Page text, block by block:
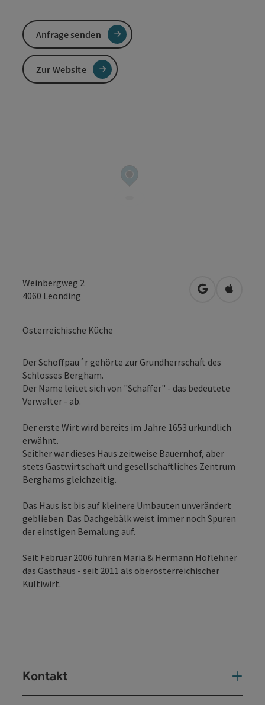
Weinbergweg 2
4060 Leonding in Google
in
Österreichische Küche
Der Schoffpau´r gehörte zur Grundherrschaft des
Schlosses Bergham.
Der Name leitet sich von "Schaffer" - das bedeutete
Verwalter - ab.
Der erste Wirt wird bereits im Jahre 1653 urkundlich
erwähnt.
Seither war dieses Haus zeitweise Bauernhof, aber
stets Gastwirtschaft und gesellschaftliches Zentrum
Berghams gleichzeitig.
Das Haus ist bis auf kleinere Umbauten unverändert
geblieben. Das Dachgebälk weist immer noch Spuren
der einstigen Bemalung auf.
Seit Februar 2006 führen Maria & Hermann Hoflehner
das Gasthaus - seit 2011 als oberösterreichischer
Kultiwirt.
Kontakt
Anfrage senden
Zur Website